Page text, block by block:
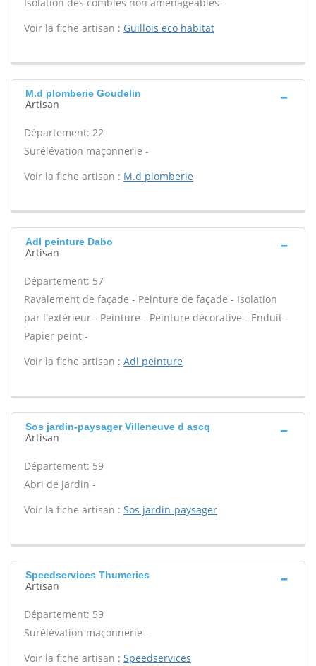
Voir la fiche artisan : Guillois eco habitat
M.d plomberie Goudelin
Artisan
Département: 22
Surélévation maçonnerie -
Voir la fiche artisan : M.d plomberie
Adl peinture Dabo
Artisan
Département: 57
Ravalement de façade - Peinture de façade - Isolation
par l'extérieur - Peinture - Peinture décorative - Enduit -
Papier peint -
Voir la fiche artisan : Adl peinture
Sos jardin-paysager Villeneuve d ascq
Artisan
Département: 59
Abri de jardin -
Voir la fiche artisan : Sos jardin-paysager
Speedservices Thumeries
Artisan
Département: 59
Surélévation maçonnerie -
Voir la fiche artisan : Speedservices